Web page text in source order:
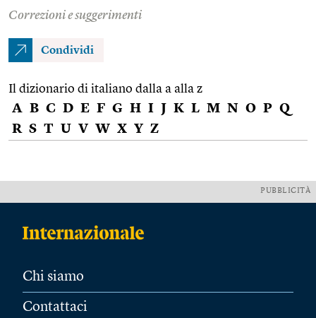
Correzioni e suggerimenti
Condividi
Il dizionario di italiano dalla a alla z
A B C D E F G H I J K L M N O P Q
R S T U V W X Y Z
PUBBLICITÀ
Chi siamo
Contattaci